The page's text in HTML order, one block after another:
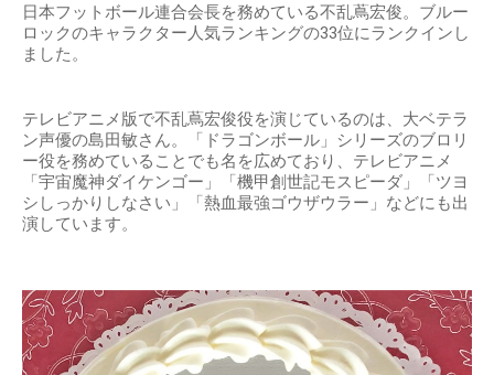
日本フットボール連合会長を務めている不乱蔦宏俊。ブルー
ロックのキャラクター人気ランキングの33位にランクインし
ました。
テレビアニメ版で不乱蔦宏俊役を演じているのは、大ベテラ
ン声優の島田敏さん。「ドラゴンボール」シリーズのブロリ
ー役を務めていることでも名を広めており、テレビアニメ
「宇宙魔神ダイケンゴー」「機甲創世記モスピーダ」「ツヨ
シしっかりしなさい」「熱血最強ゴウザウラー」などにも出
演しています。